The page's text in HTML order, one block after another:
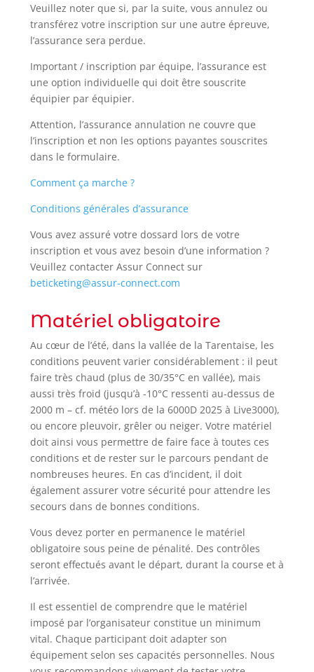
Veuillez noter que si, par la suite, vous annulez ou
transférez votre inscription sur une autre épreuve,
l’assurance sera perdue.
Important / inscription par équipe, l’assurance est
une option individuelle qui doit être souscrite
équipier par équipier.
Attention, l’assurance annulation ne couvre que
l’inscription et non les options payantes souscrites
dans le formulaire.
Comment ça marche ?
Conditions générales d’assurance
Vous avez assuré votre dossard lors de votre
inscription et vous avez besoin d’une information ?
Veuillez contacter Assur Connect sur
beticketing@assur-connect.com
Matériel obligatoire
Au cœur de l’été, dans la vallée de la Tarentaise, les
conditions peuvent varier considérablement : il peut
faire très chaud (plus de 30/35°C en vallée), mais
aussi très froid (jusqu’à -10°C ressenti au-dessus de
2000 m – cf. météo lors de la 6000D 2025 à Live3000),
ou encore pleuvoir, grêler ou neiger. Votre matériel
doit ainsi vous permettre de faire face à toutes ces
conditions et de rester sur le parcours pendant de
nombreuses heures. En cas d’incident, il doit
également assurer votre sécurité pour attendre les
secours dans de bonnes conditions.
Vous devez porter en permanence le matériel
obligatoire sous peine de pénalité. Des contrôles
seront effectués avant le départ, durant la course et à
l’arrivée.
Il est essentiel de comprendre que le matériel
imposé par l’organisateur constitue un minimum
vital. Chaque participant doit adapter son
équipement selon ses capacités personnelles. Nous